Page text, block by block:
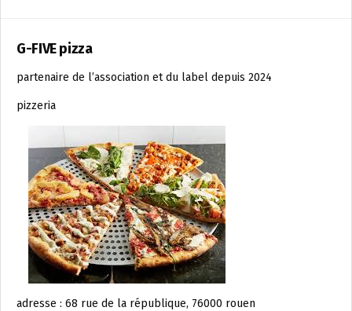
G-FIVE pizza
partenaire de l’association et du label depuis 2024
pizzeria
adresse : 68 rue de la république, 76000 rouen